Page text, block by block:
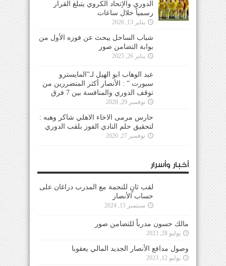
الدوري والإتحاد الكروي يتبلغ القرار
رسمياً خلال ساعات
يناير 13, 2026
شباب الساحل يبحث عن فوزه الأول من
بوابة التضامن صور
يناير 26, 2025
عبد الوهاب ابو الهيل لـ”المايسترو
سبورت ” : الأنصار أكثر المتضررين من
توقف الدوري والمنافسة بين 7 فرق
نوفمبر 29, 2020
حارس مرمى الاخاء الاهلي شاكر وهبه :
لتحقيق حلم النادي الفوز بلقب الدوري
نوفمبر 27, 2020
أخبار وأسرار
لقب ثانٍ للنجمة مع المدرب دراغان على
حساب الأنصار
سبتمبر 15, 2024
مالك حسون مدرباً للتضامن صور
يوليو 28, 2023
وصول مدافع الأنصار الجديد المالي يعقوبا
يوليو 12, 2023